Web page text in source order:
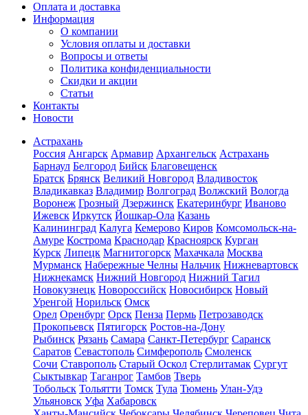
Оплата и доставка
Информация
О компании
Условия оплаты и доставки
Вопросы и ответы
Политика конфиденциальности
Скидки и акции
Статьи
Контакты
Новости
Астрахань
Россия Ангарск Армавир Архангельск Астрахань
Барнаул Белгород Бийск Благовещенск
Братск Брянск Великий Новгород Владивосток
Владикавказ Владимир Волгоград Волжский Вологда
Воронеж Грозный Дзержинск Екатеринбург Иваново
Ижевск Иркутск Йошкар-Ола Казань
Калининград Калуга Кемерово Киров Комсомольск-на-
Амуре Кострома Краснодар Красноярск Курган
Курск Липецк Магнитогорск Махачкала Москва
Мурманск Набережные Челны Нальчик Нижневартовск
Нижнекамск Нижний Новгород Нижний Тагил
Новокузнецк Новороссийск Новосибирск Новый
Уренгой Норильск Омск
Орел Оренбург Орск Пенза Пермь Петрозаводск
Прокопьевск Пятигорск Ростов-на-Дону
Рыбинск Рязань Самара Санкт-Петербург Саранск
Саратов Севастополь Симферополь Смоленск
Сочи Ставрополь Старый Оскол Стерлитамак Сургут
Сыктывкар Таганрог Тамбов Тверь
Тобольск Тольятти Томск Тула Тюмень Улан-Удэ
Ульяновск Уфа Хабаровск